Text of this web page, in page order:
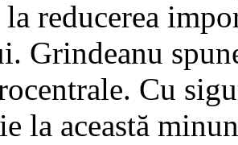
reducerea
Grindeanu
Cu
la această